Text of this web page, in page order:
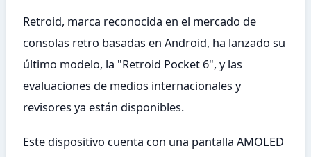
Retroid, marca reconocida en el mercado de
consolas retro basadas en Android, ha lanzado su
último modelo, la "Retroid Pocket 6", y las
evaluaciones de medios internacionales y
revisores ya están disponibles.
Este dispositivo cuenta con una pantalla AMOLED